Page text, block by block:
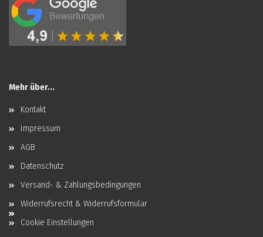
Mehr über...
Kontakt
Impressum
AGB
Datenschutz
Versand- & Zahlungsbedingungen
Widerrufsrecht & Widerrufsformular
Cookie Einstellungen